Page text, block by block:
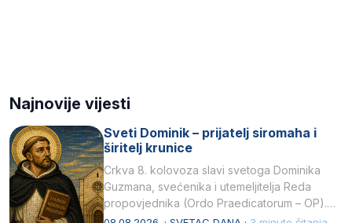
Najnovije vijesti
Sveti Dominik – prijatelj siromaha i
širitelj krunice
Crkva 8. kolovoza slavi svetoga Dominika
Guzmana, svećenika i utemeljitelja Reda
propovjednika (Ordo Praedicatorum – OP).
Svojim životom, dubokom ljubavlju prema